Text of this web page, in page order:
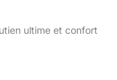
ultime et confort